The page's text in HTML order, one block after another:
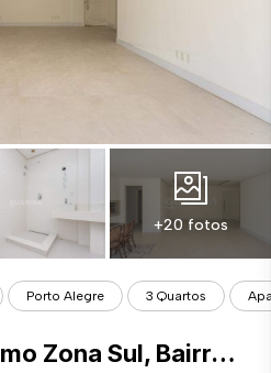
+20 fotos
Porto Alegre 3 Quartos
Apartamento Ótimo Zona Sul, Bairro Vila Assunção - COD: 18918